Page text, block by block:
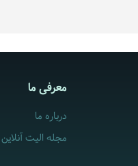
معرفی ما
درباره ما
مجله الیت آنلاین